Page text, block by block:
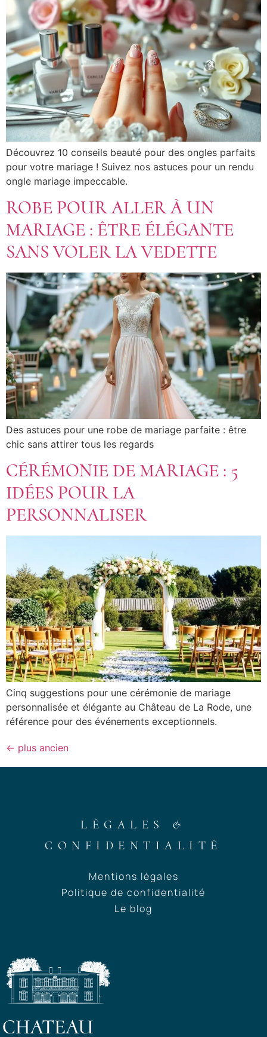
Découvrez 10 conseils beauté pour des ongles parfaits
pour votre mariage ! Suivez nos astuces pour un rendu
ongle mariage impeccable.
ROBE POUR ALLER À UN
MARIAGE : ÊTRE ÉLÉGANTE
SANS VOLER LA VEDETTE
Des astuces pour une robe de mariage parfaite : être
chic sans attirer tous les regards
CÉRÉMONIE DE MARIAGE : 5
IDÉES POUR LA
PERSONNALISER
Cinq suggestions pour une cérémonie de mariage
personnalisée et élégante au Château de La Rode, une
référence pour des événements exceptionnels.
← plus ancien
LÉGALES &
CONFIDENTIALITÉ
Mentions légales
Politique de confidentialité
Le blog